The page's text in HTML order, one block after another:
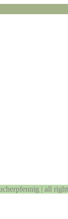
| all